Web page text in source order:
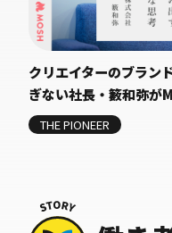
クリエイターのブラン
ぎない社長・籔和弥が
THE PIONEER